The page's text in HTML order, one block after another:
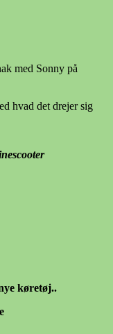
med Sonny på
hvad det drejer sig
køretøj..